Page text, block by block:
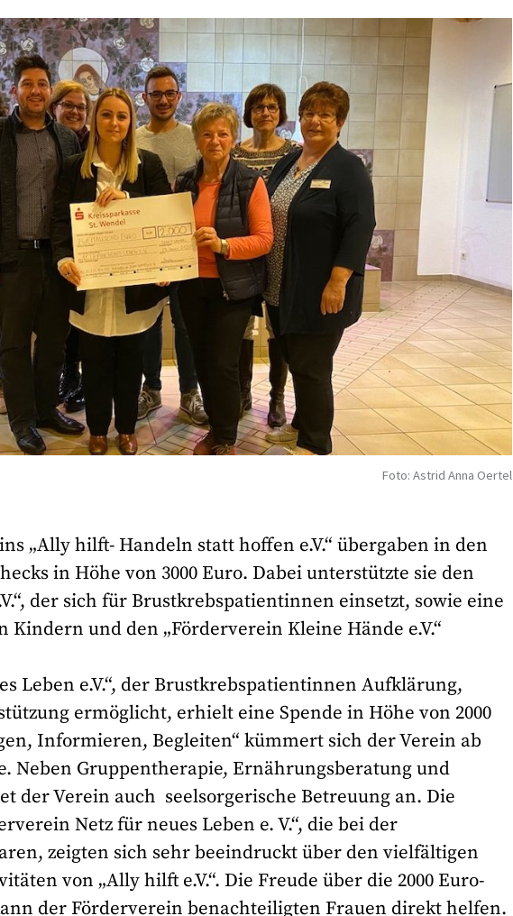
Foto: Astrid Anna Oertel
„Ally hilft- Handeln statt hoffen e.V.“ übergaben in den
in Höhe von 3000 Euro. Dabei unterstützte sie den
der sich für Brustkrebspatientinnen einsetzt, sowie eine
und den „Förderverein Kleine Hände e.V.“
Leben e.V.“, der Brustkrebspatientinnen Aufklärung,
ermöglicht, erhielt eine Spende in Höhe von 2000
Informieren, Begleiten“ kümmert sich der Verein ab
Neben Gruppentherapie, Ernährungsberatung und
der Verein auch seelsorgerische Betreuung an. Die
Netz für neues Leben e. V.“, die bei der
zeigten sich sehr beeindruckt über den vielfältigen
von „Ally hilft e.V.“. Die Freude über die 2000 Euro-
der Förderverein benachteiligten Frauen direkt helfen.